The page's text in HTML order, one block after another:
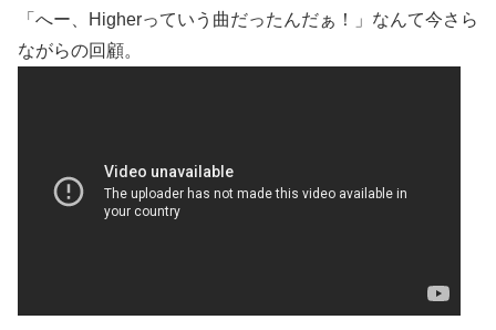
「へー、Higherっていう曲だったんだぁ！」なんて今さら
ながらの回顧。